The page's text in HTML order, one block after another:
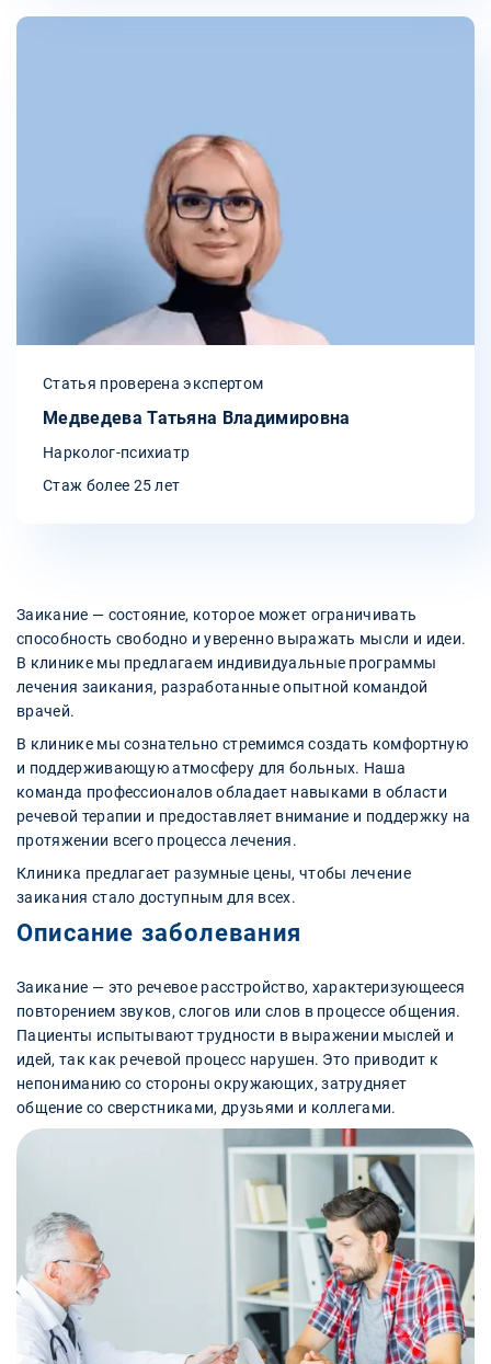
Статья проверена экспертом
Медведева Татьяна Владимировна
Нарколог-психиатр
Стаж более 25 лет
Заикание — состояние, которое может ограничивать
способность свободно и уверенно выражать мысли и идеи.
В клинике мы предлагаем индивидуальные программы
лечения заикания, разработанные опытной командой
врачей.
В клинике мы сознательно стремимся создать комфортную
и поддерживающую атмосферу для больных. Наша
команда профессионалов обладает навыками в области
речевой терапии и предоставляет внимание и поддержку на
протяжении всего процесса лечения.
Клиника предлагает разумные цены, чтобы лечение
заикания стало доступным для всех.
Описание заболевания
Заикание — это речевое расстройство, характеризующееся
повторением звуков, слогов или слов в процессе общения.
Пациенты испытывают трудности в выражении мыслей и
идей, так как речевой процесс нарушен. Это приводит к
непониманию со стороны окружающих, затрудняет
общение со сверстниками, друзьями и коллегами.